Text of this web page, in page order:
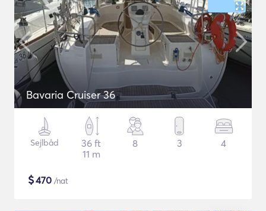
Bavaria Cruiser 36
Sejlbåd
36 ft
11 m
8 3 4
$470 /nat